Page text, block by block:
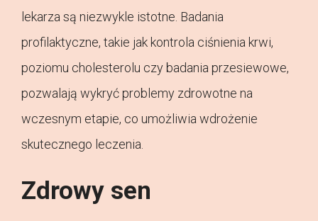
lekarza są niezwykle istotne. Badania
profilaktyczne, takie jak kontrola ciśnienia krwi,
poziomu cholesterolu czy badania przesiewowe,
pozwalają wykryć problemy zdrowotne na
wczesnym etapie, co umożliwia wdrożenie
skutecznego leczenia.
Zdrowy sen